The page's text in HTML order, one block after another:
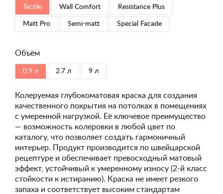
Tactile Wall Comfort Resistance Plus
Matt Pro Semi-matt Special Faсade
Объём
0.9 л 2.7 л 9 л
Колеруемая глубокоматовая краска для создания
качественного покрытия на потолках в помещениях
с умеренной нагрузкой. Её ключевое преимущество
— возможность колеровки в любой цвет по
каталогу, что позволяет создать гармоничный
интерьер. Продукт производится по швейцарской
рецептуре и обеспечивает превосходный матовый
эффект, устойчивый к умеренному износу (2-й класс
стойкости к истиранию). Краска не имеет резкого
запаха и соответствует высоким стандартам